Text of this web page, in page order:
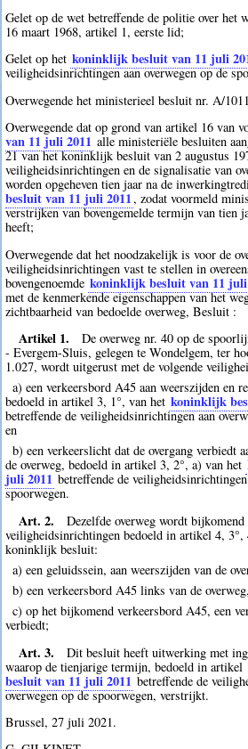
Gelet op de wet betreffende de politie over het
16 maart 1968, artikel 1, eerste lid;
Gelet op het koninklijk besluit van 11 juli
veiligheidsinrichtingen aan overwegen op de
Overwegende het ministerieel besluit nr. A/
Overwegende dat op grond van artikel 16 van
van 11 juli 2011 alle ministeriële besluiten
21 van het koninklijk besluit van 2 augustus
veiligheidsinrichtingen en de signalisatie van
worden opgeheven tien jaar na de
besluit van 11 juli 2011, zodat voormeld
verstrijken van bovengemelde termijn van tien
heeft;
Overwegende dat het noodzakelijk is voor de
veiligheidsinrichtingen vast te stellen in
bovengenoemde koninklijk besluit van 11 juli
met de kenmerkende eigenschappen van het
zichtbaarheid van bedoelde overweg, Besluit :
Artikel 1.
De overweg nr. 40 op de
- Evergem-Sluis, gelegen te Wondelgem, ter
1.027, wordt uitgerust met de volgende
a) een verkeersbord A45 aan weerszijden en
bedoeld in artikel 3, 1°, van het koninklijk
betreffende de veiligheidsinrichtingen aan
en
b) een verkeerslicht dat de overgang verbiedt
de overweg, bedoeld in artikel 3, 2°, a) van het
juli 2011 betreffende de
spoorwegen.
Art. 2.
Dezelfde overweg wordt
veiligheidsinrichtingen bedoeld in artikel 4, 3°,
koninklijk besluit:
a) een geluidssein, aan weerszijden van de
b) een verkeersbord A45 links van de
c) op het bijkomend verkeersbord A45, een
verbiedt;
Art. 3.
Dit besluit heeft uitwerking met
waarop de tienjarige termijn, bedoeld in artikel
besluit van 11 juli 2011 betreffende de
overwegen op de spoorwegen, verstrijkt.
Brussel, 27 juli 2021.